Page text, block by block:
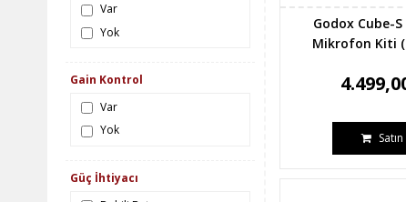
Var
Yok
Gain Kontrol
Var
Yok
Güç İhtiyacı
Godox Cube-
Mikrofon Kiti